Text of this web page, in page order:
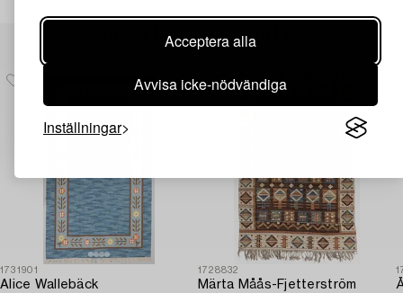
Acceptera alla
Avvisa icke-nödvändiga
Inställningar
Andra har även tittat på
1731901
Alice Wallebäck
1728832
Märta Måås-Fjetterström